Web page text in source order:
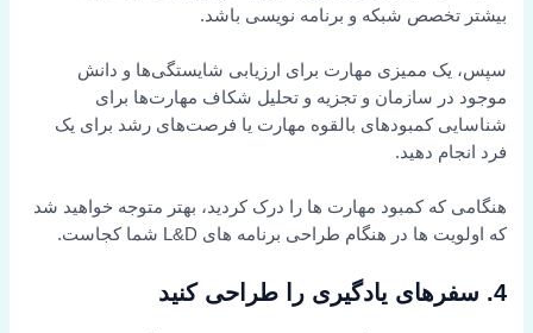
بیشتر تخصص شبکه و برنامه نویسی باشد.
سپس، یک ممیزی مهارت برای ارزیابی شایستگی‌ها و دانش
موجود در سازمان و تجزیه و تحلیل شکاف مهارت‌ها برای
شناسایی کمبودهای بالقوه مهارت یا فرصت‌های رشد برای یک
فرد انجام دهید.
هنگامی که کمبود مهارت ها را درک کردید، بهتر متوجه خواهید شد
که اولویت ها در هنگام طراحی برنامه های L&D شما کجاست.
4. سفرهای یادگیری را طراحی کنید